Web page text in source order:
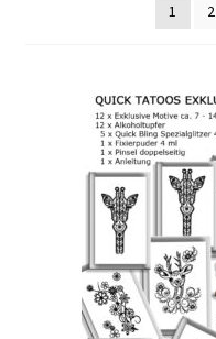
Produktinfos
Versandbedingungen
Vertrag widerrufen
Warenkorb
1 2